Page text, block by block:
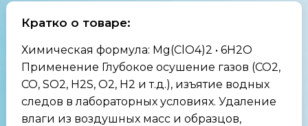
Кратко о товаре:
Химическая формула: Mg(ClO4)2 • 6H2O
Применение Глубокое осушение газов (СО2,
СО, SO2, H2S, O2, H2 и т.д.), изъятие водных
следов в лабораторных условиях. Удаление
влаги из воздушных масс и образцов,